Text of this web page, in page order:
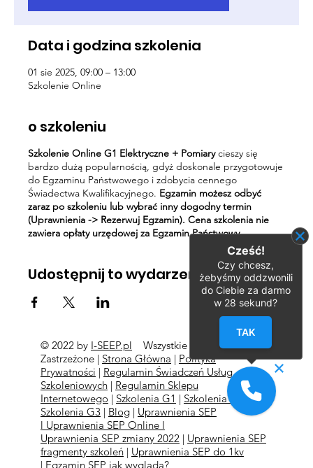
Data i godzina szkolenia
01 sie 2025, 09:00 – 13:00
Szkolenie Online
o szkoleniu
Szkolenie Online G1 Elektryczne + Pomiarycieszy się
bardzo dużą popularnością, gdyż doskonale przygotowuje
do Egzaminu Państwowego i zdobycia cennego
Świadectwa Kwalifikacyjnego. Egzamin możesz odbyć
zaraz po szkoleniu lub wybrać inny dogodny termin
(Uprawnienia -> Rezerwuj Egzamin). Cena szkolenia nie
zawiera opłaty urzędowej za Egzamin Państwowy.
Udostępnij to wydarzenie
© 2022 by I-SEEP.pl
Wszystkie Prawa
Zastrzeżone | Strona Główna | Polityka
Prywatności | Regulamin Świadczeń Usług
Szkoleniowych| Regulamin Sklepu
Internetowego | Szkolenia G1 | Szkolenia G2
l
Szkolenia G3 | Blog| Uprawnienia SEP
l Uprawnienia SEP Online l
Uprawnienia SEP zmiany 2022 | Uprawnienia SEP
fragmenty szkoleń | Uprawnienia SEP do 1kv
| Egzamin SEP jak wygląda?
Cześć!
Czy chcesz,
żebyśmy oddzwonili
do Ciebie za darmo
w 28 sekund?
TAK